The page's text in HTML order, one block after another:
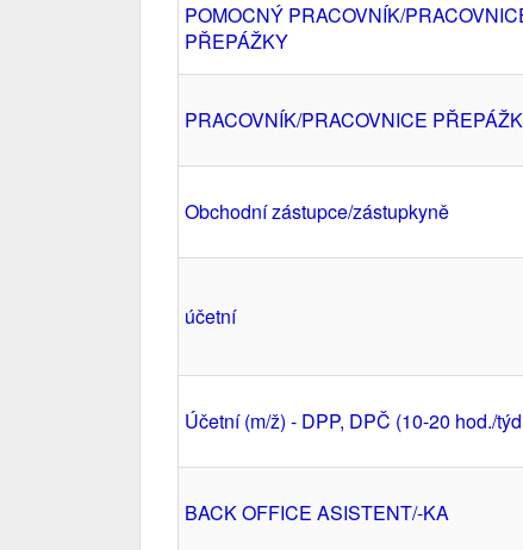
POMOCNÝ PRACOVNÍK/
PŘEPÁŽKY
PRACOVNÍK/PRACOVNICE
Obchodní zástupce/zástupkyně
účetní
Účetní (m/ž) - DPP, DPČ (10-20 hod./
BACK OFFICE ASISTENT/-KA